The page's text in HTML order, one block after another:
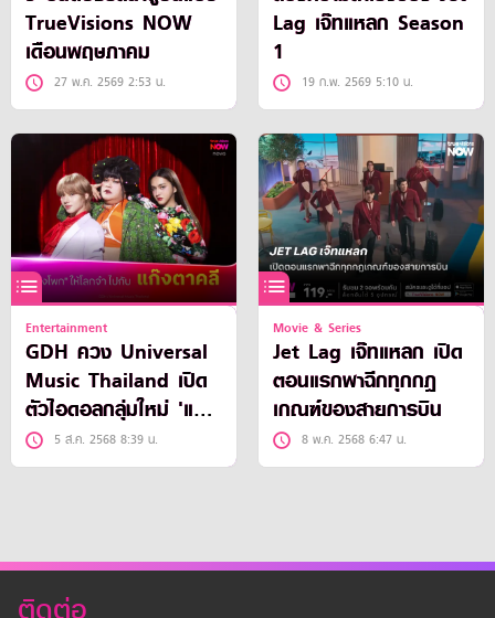
TrueVisions NOW
เดือนพฤษภาคม
27 พ.ค. 2569 2:53 น.
Lag เจ๊ทแหลก Season
1
19 ก.พ. 2569 5:10 น.
Entertainment
GDH ควง Universal
Music Thailand เปิด
ตัวไอดอลกลุ่มใหม่ 'แก๊ง
ตาคลี'5 ส.ค. 2568 8:39 น.
Movie & Series
Jet Lag เจ๊ทแหลก เปิด
ตอนแรกพาฉีกทุกกฎ
เกณฑ์ของสายการบิน
8 พ.ค. 2568 6:47 น.
ติดต่อ